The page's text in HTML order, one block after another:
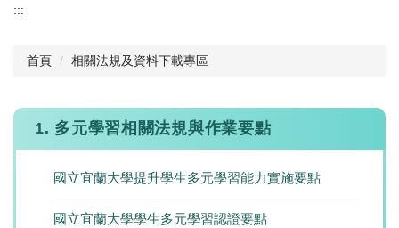
:::
首頁 相關法規及資料下載專區
1. 多元學習相關法規與作業要點
國立宜蘭大學提升學生多元學習能力實施要點
國立宜蘭大學學生多元學習認證要點